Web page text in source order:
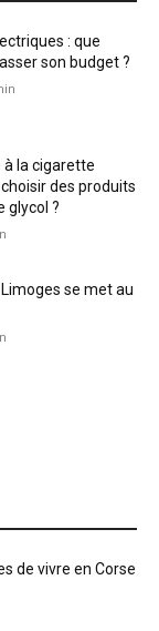
: que
son budget ?
la cigarette
des produits
glycol ?
se met au
de vivre en Corse